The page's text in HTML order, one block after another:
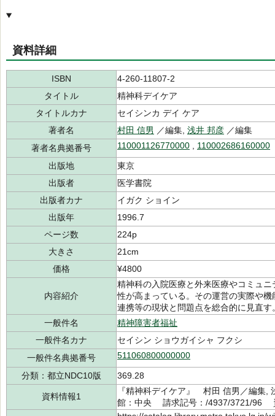
資料詳細
ISBN
4-260-11807-2
タイトル
精神科デイケア
タイトルカナ
セイシンカ デイ ケア
著者名
村田 信男 ／編集, 浅井 邦彦 ／編集
著者名典拠番号
110001126770000 110002686160000
出版地
東京
出版者
医学書院
出版者カナ
イガク ショイン
出版年
1996.7
ページ数
224p
大きさ
21cm
価格
¥4800
内容紹介
精神科の入院医療と外来医療やコミュ
性が高まっている。その運営の実際や
連携等の現状と問題点を総合的に見直す
一般件名
精神障害者福祉
一般件名カナ
セイシン ショウガイシャ フクシ
一般件名典拠番号
511060800000000
分類：都立NDC10版 369.28
資料情報1
『精神科デイケア』 村田 信男／編
館：中央 請求記号：/4937/3721/96